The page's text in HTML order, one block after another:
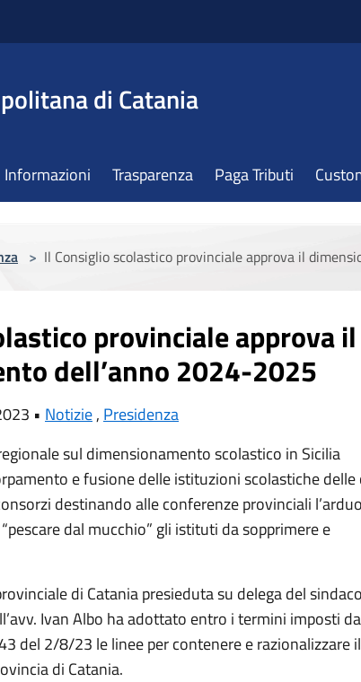
di Catania
Informazioni Trasparenza Paga Tributi
> Il Consiglio scolastico provinciale approva il
provinciale approva il
dell’anno 2024-2025
• Notizie, Presidenza
sul dimensionamento scolastico in Sicilia
e fusione delle istituzioni scolastiche
destinando alle conferenze provinciali l’arduo
dal mucchio” gli istituti da sopprimere e
di Catania presieduta su delega del sindaco
Ivan Albo ha adottato entro i termini imposti
del 2/8/23 le linee per contenere e razionalizzare il
di Catania.